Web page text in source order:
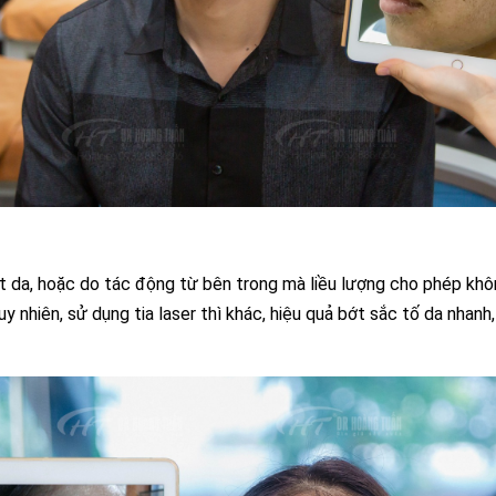
hoặc do tác động từ bên trong mà liều lượng cho phép
nhiên, sử dụng tia laser thì khác, hiệu quả bớt sắc tố da